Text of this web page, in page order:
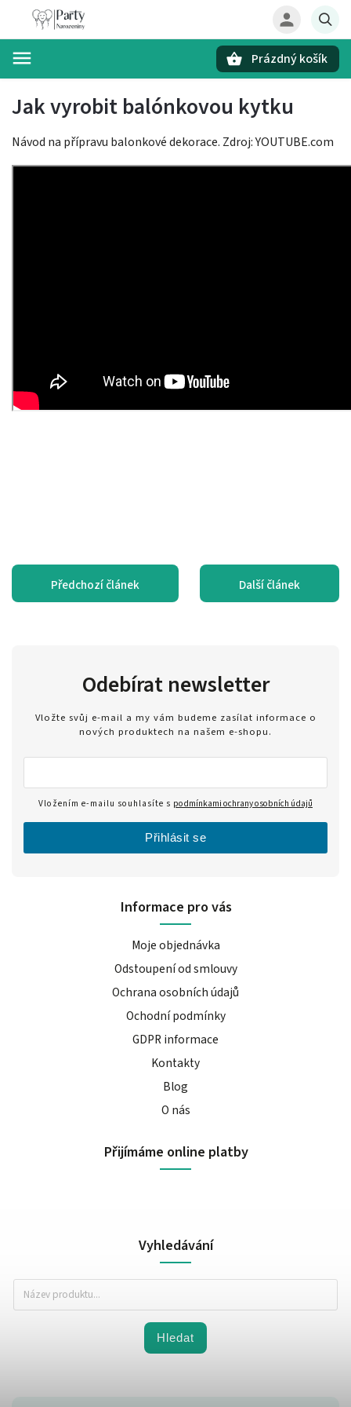
Prázdný košík
Jak vyrobit balónkovou kytku
Návod na přípravu balonkové dekorace. Zdroj: YOUTUBE.com
Předchozí článek Další článek
Informace pro vás
Moje objednávka
Odstoupení od smlouvy
Ochrana osobních údajů
Ochodní podmínky
GDPR informace
Kontakty
Blog
O nás
Přijímáme online platby
Vyhledávání
Hledat
Odebírat newsletter
Vložte svůj e-mail a my vám budeme zasílat informace o
nových produktech na našem e-shopu.
Vložením e-mailu souhlasíte s podmínkami ochrany osobních údajů
Přihlásit se